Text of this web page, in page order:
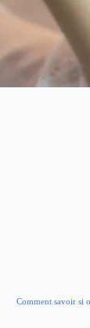
Comment savoir si